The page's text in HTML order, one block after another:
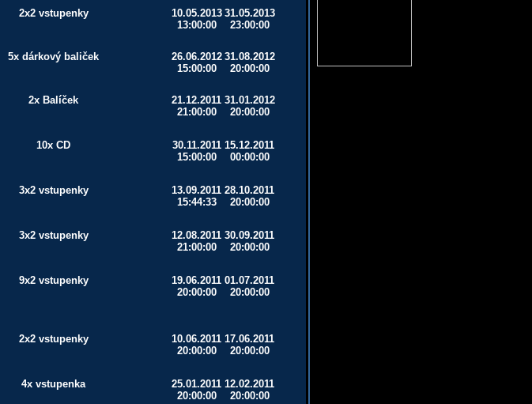
2x2 vstupenky
10.05.2013
13:00:00
31.05.2013
23:00:00
5x dárkový baliček
26.06.2012
15:00:00
31.08.2012
20:00:00
2x Balíček
21.12.2011
21:00:00
31.01.2012
20:00:00
10x CD
30.11.2011
15:00:00
15.12.2011
00:00:00
3x2 vstupenky
13.09.2011
15:44:33
28.10.2011
20:00:00
3x2 vstupenky
12.08.2011
21:00:00
30.09.2011
20:00:00
9x2 vstupenky
19.06.2011
20:00:00
01.07.2011
20:00:00
2x2 vstupenky
10.06.2011
20:00:00
17.06.2011
20:00:00
4x vstupenka
25.01.2011
20:00:00
12.02.2011
20:00:00